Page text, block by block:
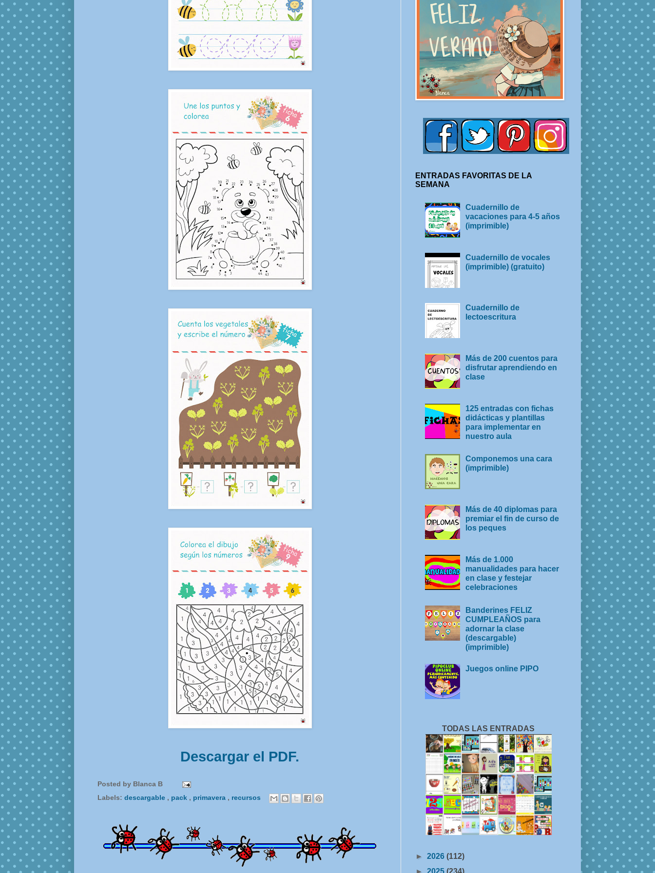
Descargar el PDF.
Posted by Blanca B
Labels: descargable , pack , primavera , recursos
ENTRADAS FAVORITAS DE LA
SEMANA
Cuadernillo de
vacaciones para 4-5 años
(imprimible)
Cuadernillo de vocales
(imprimible) (gratuito)
Cuadernillo de
lectoescritura
Más de 200 cuentos para
disfrutar aprendiendo en
clase
125 entradas con fichas
didácticas y plantillas
para implementar en
nuestro aula
Componemos una cara
(imprimible)
Más de 40 diplomas para
premiar el fin de curso de
los peques
Más de 1.000
manualidades para hacer
en clase y festejar
celebraciones
Banderines FELIZ
CUMPLEAÑOS para
adornar la clase
(descargable)
(imprimible)
Juegos online PIPO
TODAS LAS ENTRADAS
► 2026 (112)